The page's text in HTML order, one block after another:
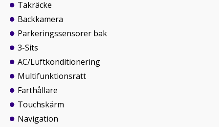
Takräcke
Backkamera
Parkeringssensorer bak
3-Sits
AC/Luftkonditionering
Multifunktionsratt
Farthållare
Touchskärm
Navigation